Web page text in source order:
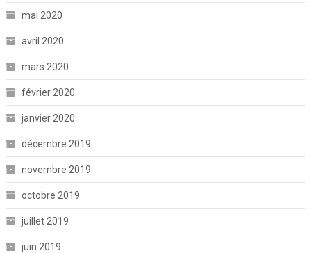
mai 2020
avril 2020
mars 2020
février 2020
janvier 2020
décembre 2019
novembre 2019
octobre 2019
juillet 2019
juin 2019